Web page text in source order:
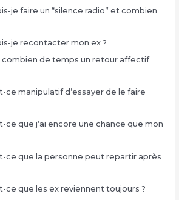
je faire un “silence radio” et combien
je recontacter mon ex ?
combien de temps un retour affectif
ce manipulatif d’essayer de le faire
ce que j’ai encore une chance que mon
ce que la personne peut repartir après
ce que les ex reviennent toujours ?